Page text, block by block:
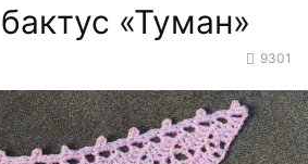
«Туман»
9301